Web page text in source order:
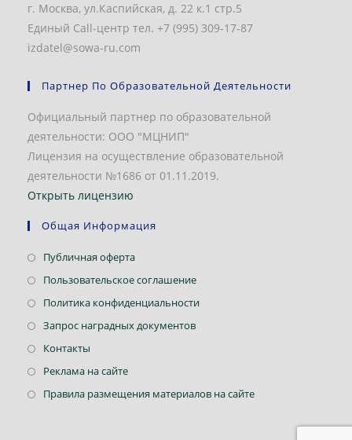
г. Москва, ул.Каспийская, д. 22 к.1 стр.5
Единый Call-центр тел. +7 (995) 309-17-87
izdatel@sowa-ru.com
Партнер По Образовательной Деятельности
Официальный партнер по образовательной
деятельности: ООО "МЦНИП"
Лицензия на осуществление образовательной
деятельности №1686 от 01.11.2019.
Открыть лицензию
Общая Информация
Публичная офертаОткроется
в
Пользовательское соглашениеОткроется
в
Политика конфиденциальностиОткроется
Запрос наградных документовОткроется
Контакты
в
Реклама на сайтеОткроется
в
Правила размещения материалов на сайтеОткроется